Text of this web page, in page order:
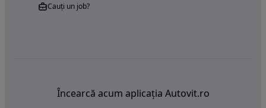
Cauți un job?
Încearcă acum aplicația Autovit.ro